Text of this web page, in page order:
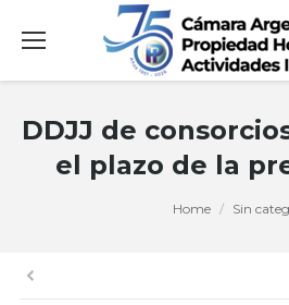
DDJJ de
el plazo de la
Home Sin